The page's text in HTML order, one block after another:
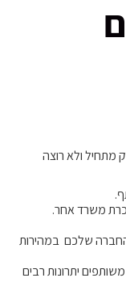
מתחיל ולא רוצה
משרד אחר.
שלכם במהירות
יתרונות רבים